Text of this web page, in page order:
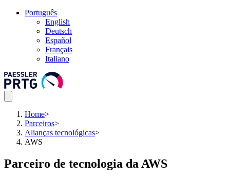
Português
English
Deutsch
Español
Français
Italiano
Home>
Parceiros>
Alianças tecnológicas>
AWS
Parceiro de tecnologia da AWS